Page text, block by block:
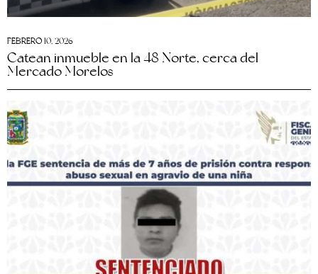
FEBRERO 10, 2026
Catean inmueble en la 48 Norte, cerca del
Mercado Morelos